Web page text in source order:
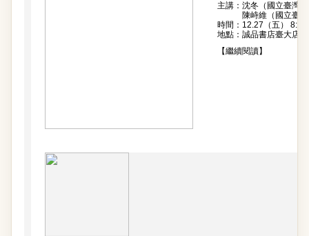
主講：沈冬（國立臺灣
陳峙維（國立臺灣大
時間：12.27（五）
地點：誠品書店臺大店
【繼續閱讀】